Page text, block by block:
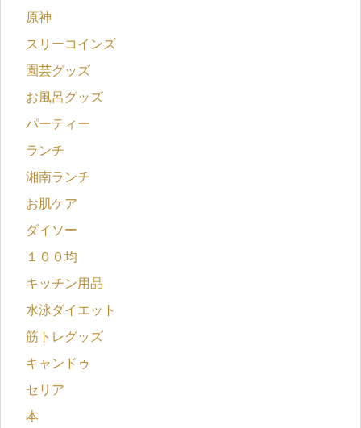
原神
スリーコインズ
園芸グッズ
お風呂グッズ
パーティー
ランチ
湘南ランチ
お肌ケア
ダイソー
１００均
キッチン用品
水泳ダイエット
筋トレグッズ
キャンドゥ
セリア
本